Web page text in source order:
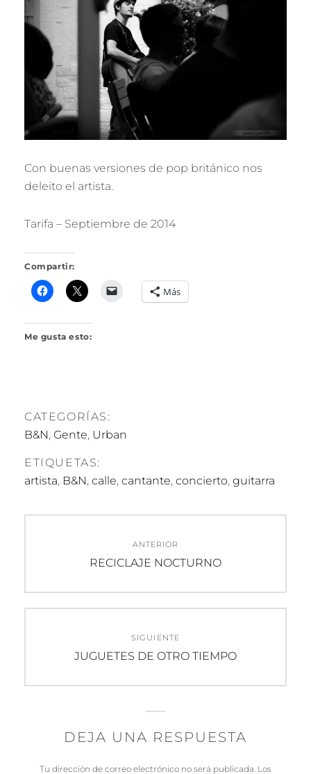
J
A
R
L
Con buenas versiones de pop británico nos
deleito el artista.
Tarifa – Septiembre de 2014
Compartir:
Más
Me gusta esto:
CATEGORÍAS:
B&N, Gente, Urban
ETIQUETAS:
artista, B&N, calle, cantante, concierto, guitarra
entradas
ANTERIOR
Entrada
RECICLAJE NOCTURNO
SIGUIENTE
Entrada
JUGUETES DE OTRO TIEMPO
DEJA UNA RESPUESTA
Tu dirección de correo electrónico no será publicada. Los